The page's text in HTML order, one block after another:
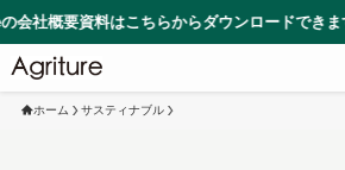
こちらからダウンロードできます
ホーム サスティナブル